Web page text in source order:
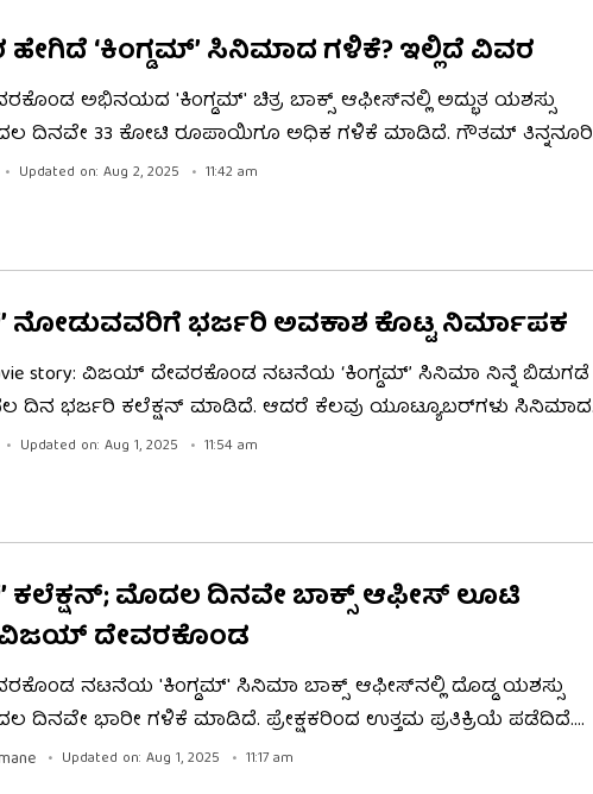
ಹೇಗಿದೆ ‘ಕಿಂಗ್ಡಮ್’ ಸಿನಿಮಾದ ಗಳಿಕೆ? ಇಲ್ಲಿದೆ ವಿವರ
ಅಭಿನಯದ 'ಕಿಂಗ್ಡಮ್' ಚಿತ್ರ ಬಾಕ್ಸ್ ಆಫೀಸ್‌ನಲ್ಲಿ ಅದ್ಭುತ ಯಶಸ್ಸು
ದಿನವೇ 33 ಕೋಟಿ ರೂಪಾಯಿಗೂ ಅಧಿಕ ಗಳಿಕೆ ಮಾಡಿದೆ. ಗೌತಮ್ ತಿನ್ನನೂರಿ
ಚಿತ್ರ ಉತ್ತಮ ವಿಮರ್ಶೆಗಳನ್ನು ಪಡೆದುಕೊಂಡಿದೆ. ಎರಡನೇ ದಿನವೂ ಉತ್ತಮ
Updated on: Aug 2, 2025 11:42 am
ನೋಡುವವರಿಗೆ ಭರ್ಜರಿ ಅವಕಾಶ ಕೊಟ್ಟ ನಿರ್ಮಾಪಕ
story: ವಿಜಯ್ ದೇವರಕೊಂಡ ನಟನೆಯ ‘ಕಿಂಗ್ಡಮ್’ ಸಿನಿಮಾ ನಿನ್ನೆ ಬಿಡುಗಡೆ
ದಿನ ಭರ್ಜರಿ ಕಲೆಕ್ಷನ್ ಮಾಡಿದೆ. ಆದರೆ ಕೆಲವು ಯೂಟ್ಯೂಬರ್​ಗಳು ಸಿನಿಮಾದ
ನೀಡಿದ್ದಾರೆ. ಆದರೆ ನಿರ್ಮಾಪಕ ನಾಗವಂಶಿ, ನಾವು ಒಳ್ಳೆಯ ಸಿನಿಮಾ
Updated on: Aug 1, 2025 11:54 am
ಕಲೆಕ್ಷನ್; ಮೊದಲ ದಿನವೇ ಬಾಕ್ಸ್ ಆಫೀಸ್ ಲೂಟಿ
ದೇವರಕೊಂಡ
ನಟನೆಯ 'ಕಿಂಗ್ಡಮ್' ಸಿನಿಮಾ ಬಾಕ್ಸ್ ಆಫೀಸ್​ನಲ್ಲಿ ದೊಡ್ಡ ಯಶಸ್ಸು
ದಿನವೇ ಭಾರೀ ಗಳಿಕೆ ಮಾಡಿದೆ. ಪ್ರೇಕ್ಷಕರಿಂದ ಉತ್ತಮ ಪ್ರತಿಕ್ರಿಯೆ ಪಡೆದಿದೆ.
ಅವತಾರ ಪ್ರೇಕ್ಷಕರನ್ನು ರಂಜಿಸಿದೆ. ಚಿತ್ರದ ಗಳಿಕೆ ಮುಂದಿನ ದಿನಗಳಲ್ಲಿ
Updated on: Aug 1, 2025 11:17 am